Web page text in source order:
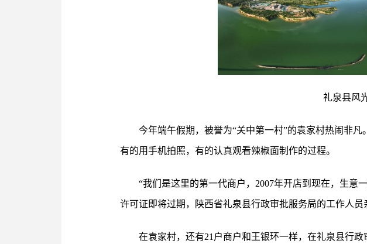
礼泉县风
今年端午假期，被誉为“关中第一村”的袁家村热闹非
有的用手机拍照，有的认真观看辣椒面制作的过程。
“我们是这里的第一代商户，2007年开店到现在，生意
许可证即将过期，陕西省礼泉县行政审批服务局的工作人员
在袁家村，还有21户商户和王银环一样，在礼泉县行